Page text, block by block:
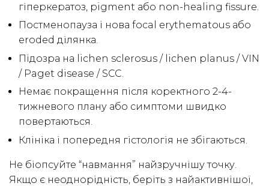
гіперкератоз, pigment або non-healing fissure.
Постменопауза і нова focal erythematous або
eroded ділянка.
Підозра на lichen sclerosus / lichen planus / VIN
/ Paget disease / SCC.
Немає покращення після коректного 2-4-
тижневого плану або симптоми швидко
повертаються.
Клініка і попередня гістологія не збігаються.
Не біопсуйте “навмання” найзручнішу точку.
Якщо є неоднорідність, беріть з найактивнішої,